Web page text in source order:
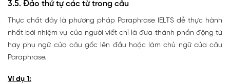
3.5. Đảo thứ tự các từ trong câu
Thực chất đây là phương pháp Paraphrase IELTS dễ thực hành
nhất bởi nhiệm vụ của người viết chỉ là đưa thành phần động từ
hay phụ ngữ của câu gốc lên đầu hoặc làm chủ ngữ của câu
Paraphrase.
Ví dụ 1: